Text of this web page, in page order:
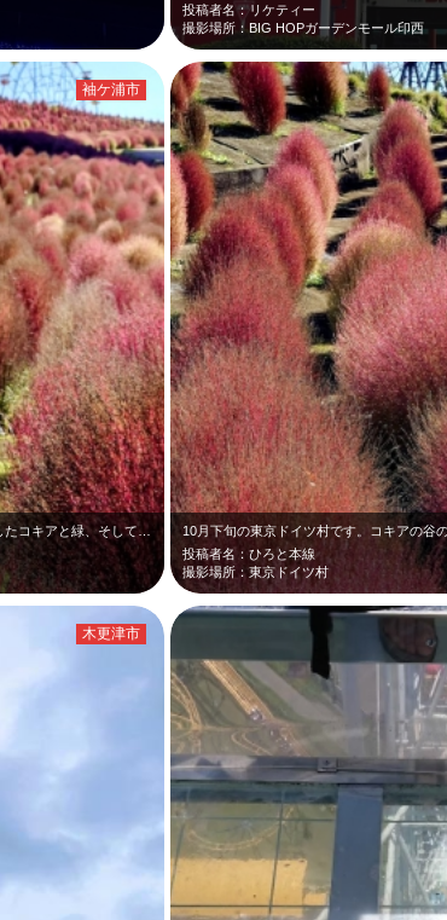
投稿者名：リケティー
撮影場所：BIG HOPガーデンモール印西
10月下旬の東京ドイツ村です。コキアの谷の真っ赤に紅葉したコキアと緑、そして青…
袖ケ浦市
投稿者名：ひろと本線
撮影場所：東京ドイツ村
木更津市